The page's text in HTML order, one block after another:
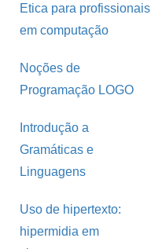
Etica para profissionais
em computação
Noções de
Programação LOGO
Introdução a
Gramáticas e
Linguagens
Uso de hipertexto:
hipermidia em